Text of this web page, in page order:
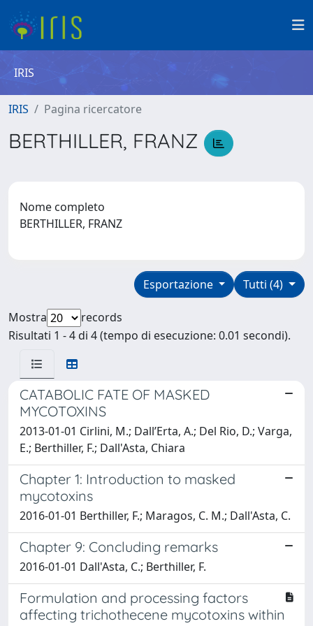
IRIS
IRIS Pagina ricercatore
BERTHILLER, FRANZ
Nome completo
BERTHILLER, FRANZ
Tutti (4)
Esportazione
Mostra
records
Risultati 1 - 4 di 4 (tempo di esecuzione: 0.01 secondi).
CATABOLIC FATE OF MASKED
MYCOTOXINS
2013-01-01 Cirlini, M.; Dall’Erta, A.; Del Rio, D.; Varga,
E.; Berthiller, F.; Dall'Asta, Chiara
Chapter 1: Introduction to masked
mycotoxins
2016-01-01 Berthiller, F.; Maragos, C. M.; Dall'Asta, C.
Chapter 9: Concluding remarks
2016-01-01 Dall'Asta, C.; Berthiller, F.
Formulation and processing factors
affecting trichothecene mycotoxins within